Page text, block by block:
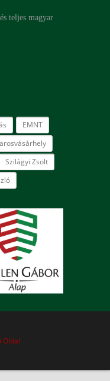
teljes magyar
EMNT
Szilágyi Zsolt
Oldal